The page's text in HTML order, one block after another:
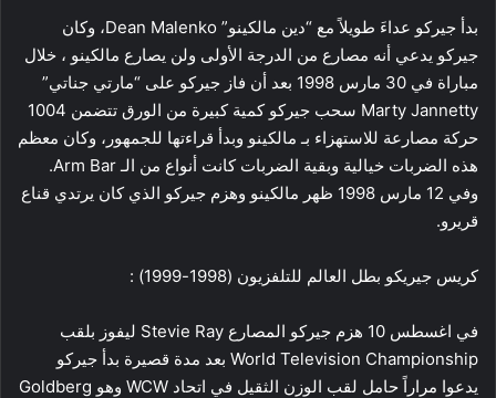
بدأ جيركو عداءَ طويلاً مع “دين مالكينو” Dean Malenko، وكان
جيركو يدعي أنه مصارع من الدرجة الأولى ولن يصارع مالكينو ، خلال
مباراة في 30 مارس 1998 بعد أن فاز جيركو على “مارتي جناتي”
Marty Jannetty سحب جيركو كمية كبيرة من الورق تتضمن 1004
حركة مصارعة للاستهزاء بـ مالكينو وبدأ قراءتها للجمهور، وكان معظم
هذه الضربات خيالية وبقية الضربات كانت أنواع من الـ Arm Bar.
وفي 12 مارس 1998 ظهر مالكينو وهزم جيركو الذي كان يرتدي قناع
قريرو.
كريس جيريكو بطل العالم للتلفزيون (1998-1999) :
في اغسطس 10 هزم جيركو المصارع Stevie Ray ليفوز بلقب
World Television Championship بعد مدة قصيرة بدأ جيركو
يدعوا مراراً حامل لقب الوزن الثقيل في اتحاد WCW وهو Goldberg